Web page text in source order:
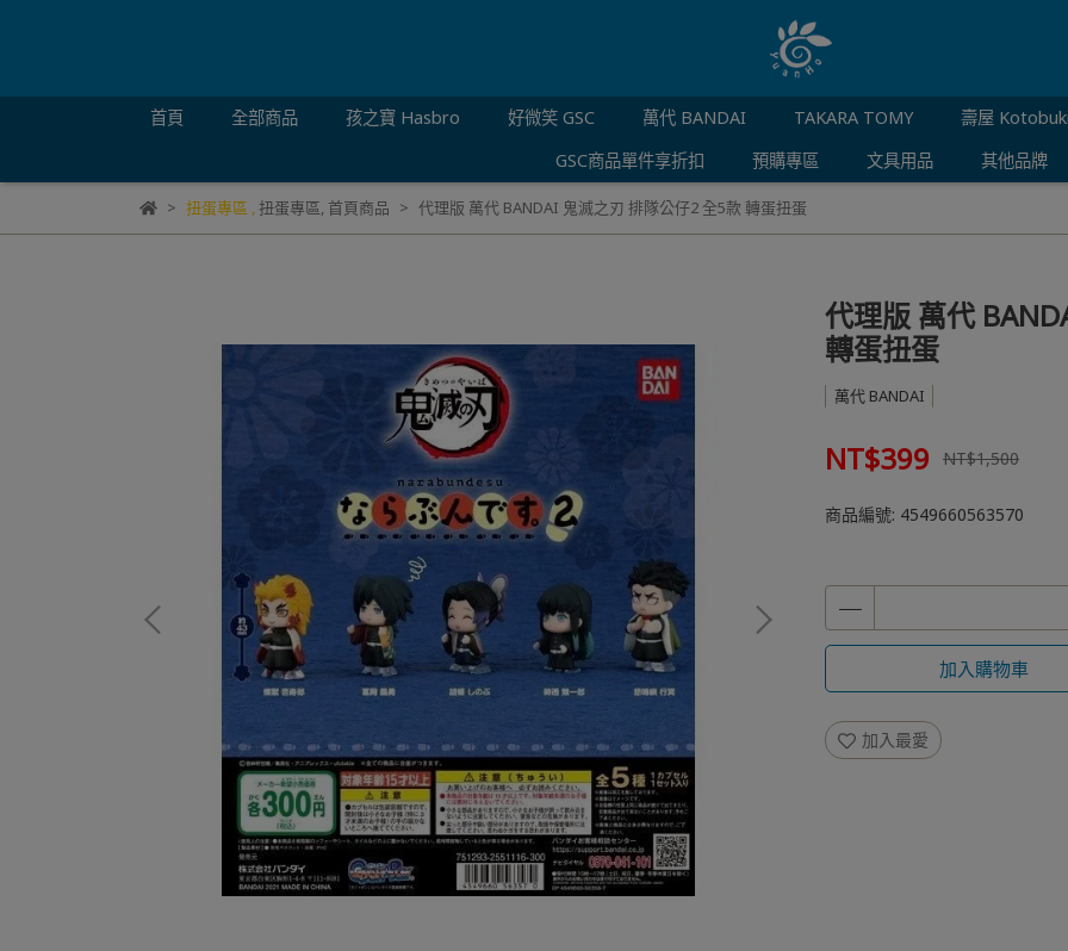
首頁 全部商品 孩之寶 Hasbro 好微笑 GSC 萬代 BANDAI TAKARA TOMY
壽屋
GSC商品單件享折扣
預購專區 文具用品 其他品牌
扭蛋專區 ,扭蛋專區, 首頁商品 代理版 萬代 BANDAI 鬼滅之刃 排隊公仔2 全5款 轉蛋扭蛋
代理版 萬代
轉蛋扭蛋
萬代 BANDAI
NT$399 NT$1,500
商品編號: 4549660563570
加入購物車
加入最愛